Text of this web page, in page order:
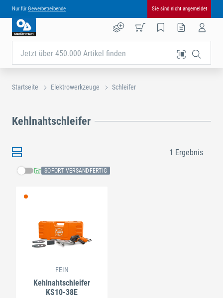
Nur für Gewerbetreibende Sie sind nicht angemeldet
Jetzt über 450.000 Artikel finden
Startseite Elektrowerkzeuge Schleifer
Kehlnahtschleifer
1 Ergebnis
SOFORT VERSANDFERTIG
FEIN
Kehlnahtschleifer
KS10-38E